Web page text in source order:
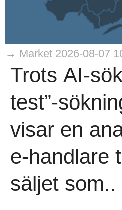
→ Market 2026-08-07
Trots AI-
test”-
visar en
e-handlare
säljet som..